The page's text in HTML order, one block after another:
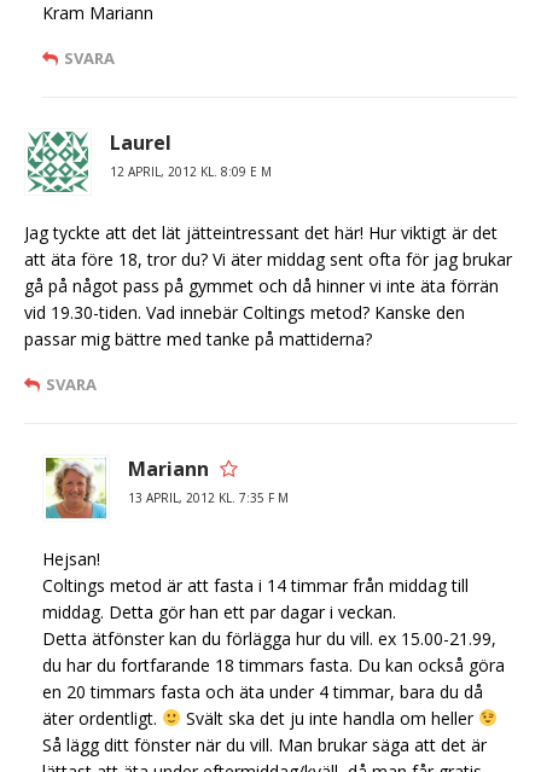
Kram Mariann
SVARA
Laurel
12 APRIL, 2012 KL. 8:09 E M
Jag tyckte att det lät jätteintressant det här! Hur viktigt är det
att äta före 18, tror du? Vi äter middag sent ofta för jag brukar
gå på något pass på gymmet och då hinner vi inte äta förrän
vid 19.30-tiden. Vad innebär Coltings metod? Kanske den
passar mig bättre med tanke på mattiderna?
SVARA
Mariann
13 APRIL, 2012 KL. 7:35 F M
Hejsan!
Coltings metod är att fasta i 14 timmar från middag till
middag. Detta gör han ett par dagar i veckan.
Detta ätfönster kan du förlägga hur du vill. ex 15.00-21.99,
du har du fortfarande 18 timmars fasta. Du kan också göra
en 20 timmars fasta och äta under 4 timmar, bara du då
äter ordentligt.
Svält ska det ju inte handla om heller
Så lägg ditt fönster när du vill. Man brukar säga att det är